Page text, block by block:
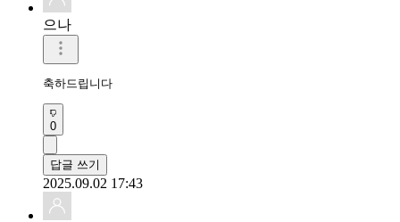
으나
축하드립니다
0
답글 쓰기
2025.09.02 17:43